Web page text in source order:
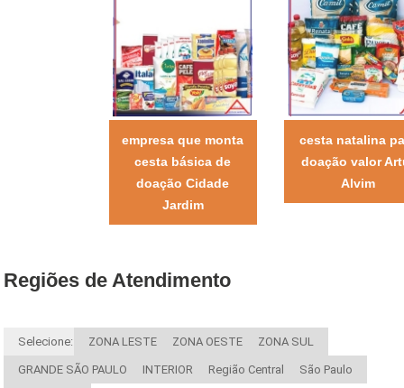
empresa que monta
cesta básica de
doação Cidade
Jardim
cesta natalina
doação valor
Alvim
Regiões de Atendimento
Selecione: ZONA LESTE ZONA OESTE ZONA SUL
GRANDE SÃO PAULO INTERIOR Região Central São Paulo